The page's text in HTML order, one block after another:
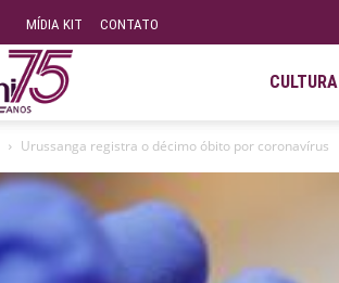
MÍDIA KIT CONTATO
Fundação
Marconi
CULTURA
Urussanga registra o décimo óbito por coronavírus